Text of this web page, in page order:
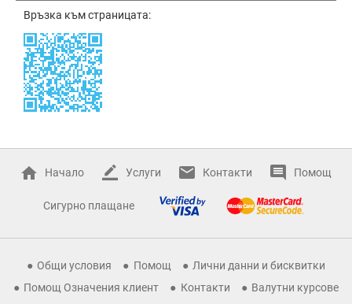
Връзка към страницата:
Начало Услуги Контакти Помощ
Сигурно плащане
Общи условия Помощ
Лични данни и бисквитки
Помощ Означения клиент
Контакти
Валутни курсове